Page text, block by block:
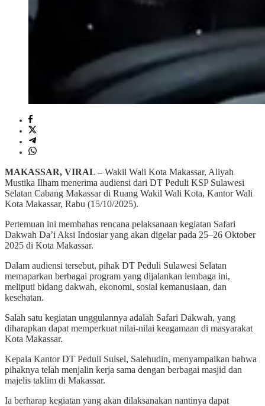
MAKASSAR, VIRAL – Wakil Wali Kota Makassar, Aliyah
Mustika Ilham menerima audiensi dari DT Peduli KSP Sulawesi
Selatan Cabang Makassar di Ruang Wakil Wali Kota, Kantor Wali
Kota Makassar, Rabu (15/10/2025).
Pertemuan ini membahas rencana pelaksanaan kegiatan Safari
Dakwah Da’i Aksi Indosiar yang akan digelar pada 25–26 Oktober
2025 di Kota Makassar.
Dalam audiensi tersebut, pihak DT Peduli Sulawesi Selatan
memaparkan berbagai program yang dijalankan lembaga ini,
meliputi bidang dakwah, ekonomi, sosial kemanusiaan, dan
kesehatan.
Salah satu kegiatan unggulannya adalah Safari Dakwah, yang
diharapkan dapat memperkuat nilai-nilai keagamaan di masyarakat
Kota Makassar.
Kepala Kantor DT Peduli Sulsel, Salehudin, menyampaikan bahwa
pihaknya telah menjalin kerja sama dengan berbagai masjid dan
majelis taklim di Makassar.
Ia berharap kegiatan yang akan dilaksanakan nantinya dapat